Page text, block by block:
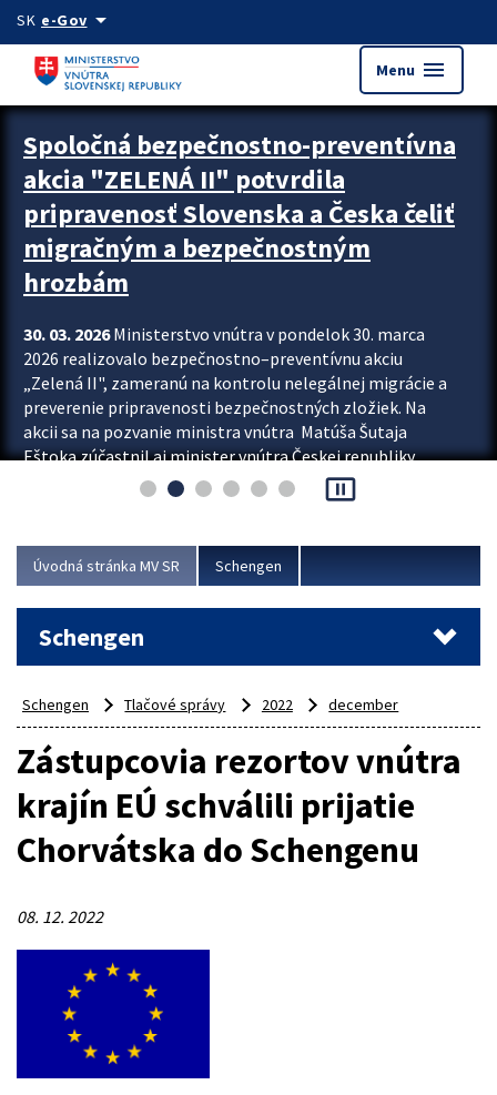
Preskocit na hlavný obsah
SK e-Govarrow_drop_down
Menu menu
Zastavit automatický posun upútavok
Spoločná bezpečnostno-preventívna
akcia "ZELENÁ II" potvrdila
pripravenosť Slovenska a Česka čeliť
migračným a bezpečnostným
hrozbám
30. 03. 2026Ministerstvo vnútra v pondelok 30. marca
2026 realizovalo bezpečnostno–preventívnu akciu
„Zelená II", zameranú na kontrolu nelegálnej migrácie a
preverenie pripravenosti bezpečnostných zložiek. Na
akcii sa na pozvanie ministra vnútra Matúša Šutaja
Eštoka zúčastnil aj minister vnútra Českej republiky
Lubomír Metnar, spolu s ďalšími zahraničnými partnermi.
Cieľom akcie bolo posilniť kontrolné mechanizmy,
demonštrovať pripravenosť Slovenska na možné...
pause_presentation
Úvodná stránka MV SR Schengen
Schengen
Schengen Tlačové správy 2022 december
Zástupcovia rezortov vnútra
krajín EÚ schválili prijatie
Chorvátska do Schengenu
08. 12. 2022